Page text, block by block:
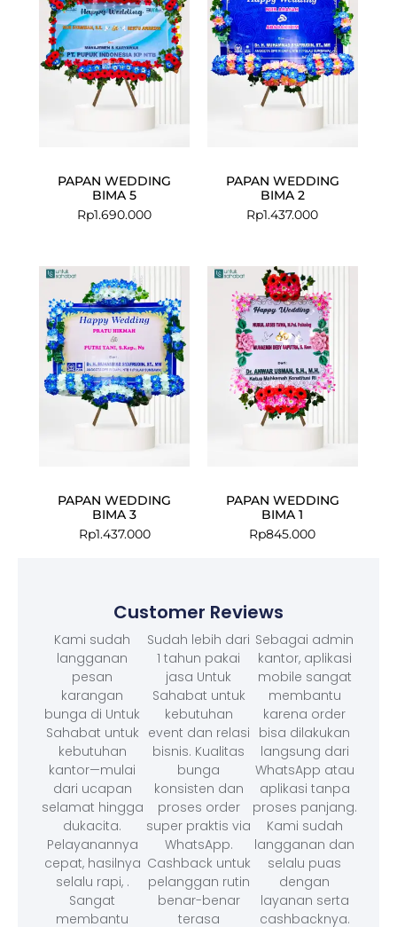
PAPAN WEDDING
BIMA 5
Rp1.690.000
PAPAN WEDDING
BIMA 2
Rp1.437.000
PAPAN WEDDING
BIMA 3
Rp1.437.000
PAPAN WEDDING
BIMA 1
Rp845.000
Customer Reviews
Kami sudah
langganan
pesan
karangan
bunga di Untuk
Sahabat untuk
kebutuhan
kantor—mulai
dari ucapan
selamat hingga
dukacita.
Pelayanannya
cepat, hasilnya
selalu rapi, .
Sangat
membantu
Sudah lebih dari
1 tahun pakai
jasa Untuk
Sahabat untuk
kebutuhan
event dan relasi
bisnis. Kualitas
bunga
konsisten dan
proses order
super praktis via
WhatsApp.
Cashback untuk
pelanggan rutin
benar-benar
terasa
Sebagai admin
kantor, aplikasi
mobile sangat
membantu
karena order
bisa dilakukan
langsung dari
WhatsApp atau
aplikasi tanpa
proses panjang.
Kami sudah
langganan dan
selalu puas
dengan
layanan serta
cashbacknya.